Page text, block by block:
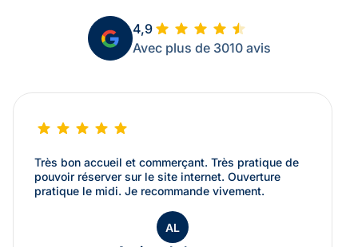
4,9
Avec plus de 3010 avis
Très bon accueil et commerçant. Très pratique de
pouvoir réserver sur le site internet. Ouverture
pratique le midi. Je recommande vivement.
AL